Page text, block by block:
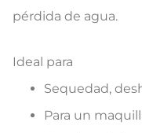
pérdida de agua.
Ideal para
Sequedad,
Para un